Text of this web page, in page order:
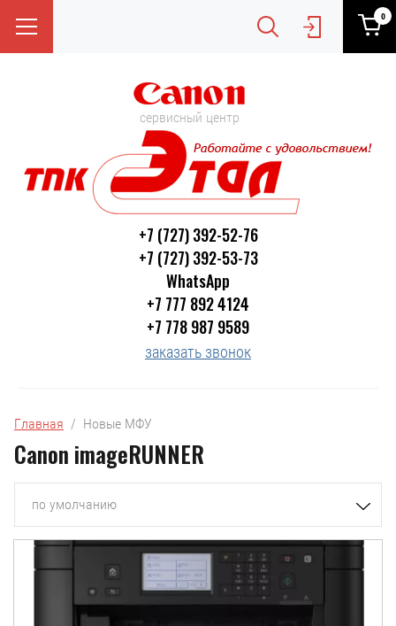
0
+7 (727) 392-52-76
+7 (727) 392-53-73
WhatsApp
+7 777 892 4124
+7 778 987 9589
заказать звонок
сервисный центр
Главная
  /  Новые МФУ
Canon imageRUNNER
по умолчанию